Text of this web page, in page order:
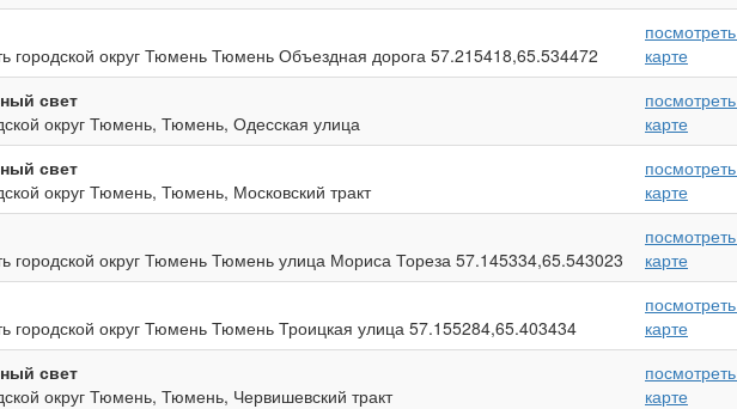
городской округ Тюмень Тюмень Объездная дорога 57.215418,65.534472
карте
свет
округ Тюмень, Тюмень, Одесская улица
карте
свет
округ Тюмень, Тюмень, Московский тракт
карте
городской округ Тюмень Тюмень улица Мориса Тореза 57.145334,65.543023
карте
городской округ Тюмень Тюмень Троицкая улица 57.155284,65.403434
карте
свет
округ Тюмень, Тюмень, Червишевский тракт
карте